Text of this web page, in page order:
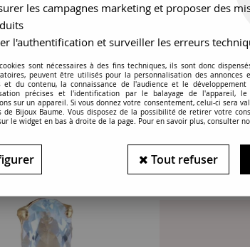
Puces
RÉF. : 16-311
BIJOU VENDU
En savoir plus
Bijou
les campagnes marketing et proposer des
l'authentification et surveiller les erreurs
sont nécessaires à des fins techniques, ils sont donc
peuvent être utilisés pour la personnalisation des annonces
et du contenu, la connaissance de l'audience et le
précises et l'identification par le balayage de l'appareil,
sur un appareil. Si vous donnez votre consentement, celui-ci sera
de Bijoux Baume. Vous disposez de la possibilité de retirer votre
le widget en bas à droite de la page. Pour en savoir plus, consulter
Tout refuser